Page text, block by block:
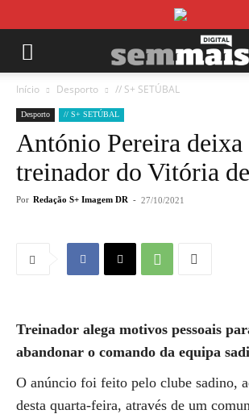
Início Desporto // S+ SETÚBAL
Desporto // S+ SETÚBAL
António Pereira deixa
treinador do Vitória
Por Redação S+ Imagem DR - 27/10/2021
Treinador alega motivos pessoais
abandonar o comando da equipa
O anúncio foi feito pelo clube sadino,
desta quarta-feira, através de um